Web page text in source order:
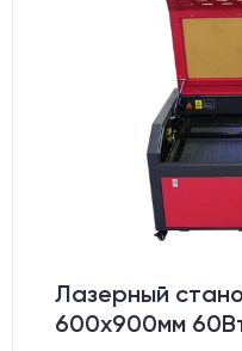
Лазерный
600х900мм